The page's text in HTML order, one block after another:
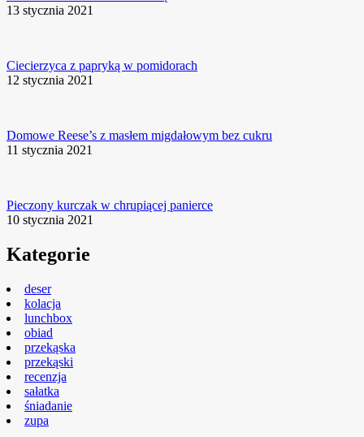
13 stycznia 2021
Ciecierzyca z papryką w pomidorach
12 stycznia 2021
Domowe Reese’s z masłem migdałowym bez cukru
11 stycznia 2021
Pieczony kurczak w chrupiącej panierce
10 stycznia 2021
Kategorie
deser
kolacja
lunchbox
obiad
przekąska
przekąski
recenzja
sałatka
śniadanie
zupa